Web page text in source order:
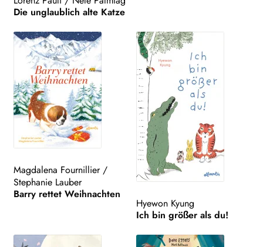
Die unglaublich alte Katze
Magdalena Fournillier/
Stephanie Lauber
Barry rettet Weihnachten
Hyewon Kyung
Ich bin größer als du!